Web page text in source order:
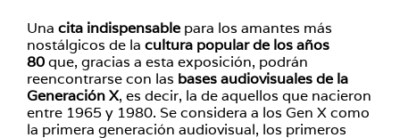
Una cita indispensable para los amantes más
nostálgicos de la cultura popularde los años
80que, gracias a esta exposición, podrán
reencontrarse con las bases audiovisuales de la
Generación X, es decir, la de aquellos que nacieron
entre 1965 y 1980. Se considera a los Gen X como
la primera generación audiovisual, los primeros